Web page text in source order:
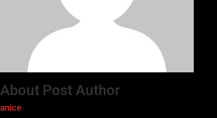
About Post Author
anice